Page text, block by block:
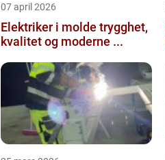
07 april 2026
Elektriker i molde trygghet,
kvalitet og moderne ...